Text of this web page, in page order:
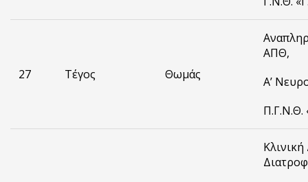
27 Τέγος Θωμάς
ΑΠΘ,
Α’
Π.Γ.Ν.Θ.